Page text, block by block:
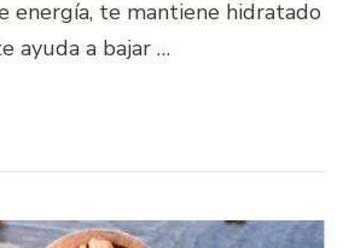
energía, te mantiene hidratado
ayuda a bajar …